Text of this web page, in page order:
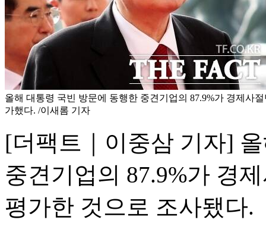
올해 대통령 국빈 방문에 동행한 중견기업의 87.9%가 경제사
가했다. /이새롬 기자
[더팩트｜이중삼 기자]
중견기업의 87.9%가 경
평가한 것으로 조사됐다.